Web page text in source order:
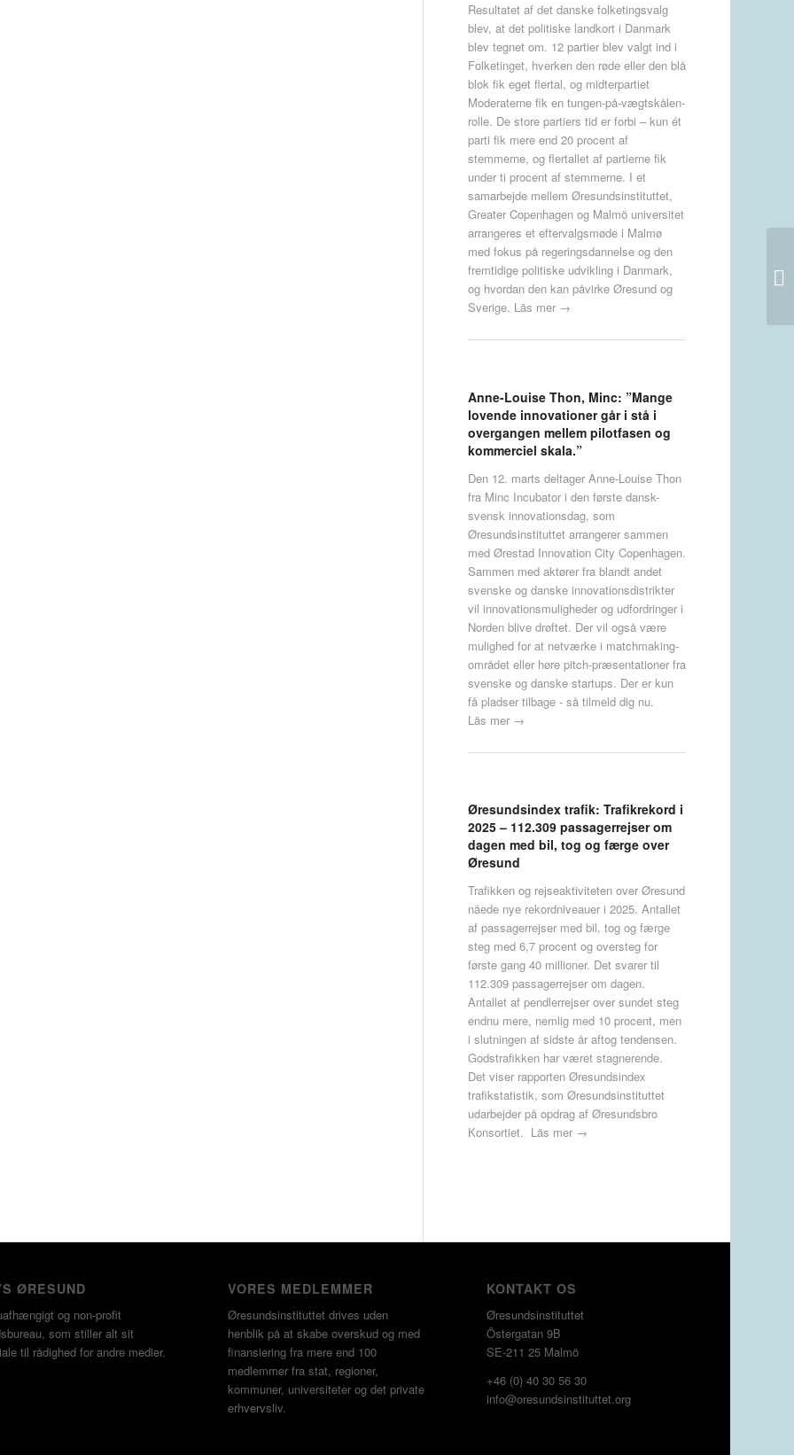
Resultatet af det danske folketingsvalg
blev, at det politiske landkort i Danmark
blev tegnet om. 12 partier blev valgt ind i
Folketinget, hverken den røde eller den blå
blok fik eget flertal, og midterpartiet
Moderaterne fik en tungen-på-vægtskålen-
rolle. De store partiers tid er forbi – kun ét
parti fik mere end 20 procent af
stemmerne, og flertallet af partierne fik
under ti procent af stemmerne. I et
samarbejde mellem Øresundsinstituttet,
Greater Copenhagen og Malmö universitet
arrangeres et eftervalgsmøde i Malmø
med fokus på regeringsdannelse og den
fremtidige politiske udvikling i Danmark,
og hvordan den kan påvirke Øresund og
Sverige. Läs mer →
Anne-Louise Thon, Minc: ”Mange
lovende innovationer går i stå i
overgangen mellem pilotfasen og
kommerciel skala.”
Den 12. marts deltager Anne-Louise Thon
fra Minc Incubator i den første dansk-
svensk innovationsdag, som
Øresundsinstituttet arrangerer sammen
med Ørestad Innovation City Copenhagen.
Sammen med aktører fra blandt andet
svenske og danske innovationsdistrikter
vil innovationsmuligheder og udfordringer i
Norden blive drøftet. Der vil også være
mulighed for at netværke i matchmaking-
området eller høre pitch-præsentationer fra
svenske og danske startups. Der er kun
få pladser tilbage - så tilmeld dig nu.
Läs mer →
Øresundsindex trafik: Trafikrekord i
2025 – 112.309 passagerrejser om
dagen med bil, tog og færge over
Øresund
Trafikken og rejseaktiviteten over Øresund
nåede nye rekordniveauer i 2025. Antallet
af passagerrejser med bil, tog og færge
steg med 6,7 procent og oversteg for
første gang 40 millioner. Det svarer til
112.309 passagerrejser om dagen.
Antallet af pendlerrejser over sundet steg
endnu mere, nemlig med 10 procent, men
i slutningen af sidste år aftog tendensen.
Godstrafikken har været stagnerende.
Det viser rapporten Øresundsindex
trafikstatistik, som Øresundsinstituttet
udarbejder på opdrag af Øresundsbro
Konsortiet. Läs mer →
ØRESUND
og non-profit
som stiller alt sit
til rådighed for andre medier.
VORES MEDLEMMER
Øresundsinstituttet drives uden
henblik på at skabe overskud og med
finansiering fra mere end 100
medlemmer fra stat, regioner,
kommuner, universiteter og det private
erhvervsliv.
KONTAKT OS
Øresundsinstituttet
Östergatan 9B
SE-211 25 Malmö
+46 (0) 40 30 56 30
info@oresundsinstituttet.org